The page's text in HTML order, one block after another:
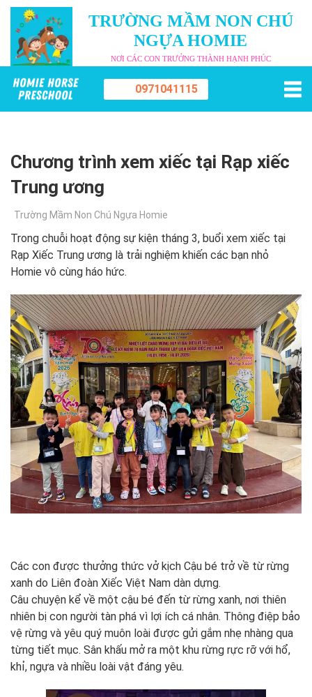
TRƯỜNG MẦM NON CHÚ
NGỰA HOMIE
NƠI CÁC CON TRƯỞNG THÀNH HẠNH PHÚC
0971041115
Chương trình xem xiếc tại Rạp xiếc
Trung ương
Trường Mầm Non Chú Ngựa Homie
Trong chuỗi hoạt động sự kiện tháng 3, buổi xem xiếc tại
Rạp Xiếc Trung ương là trải nghiệm khiến các bạn nhỏ
Homie vô cùng háo hức.
Các con được thưởng thức vở kịch Cậu bé trở về từ rừng
xanh do Liên đoàn Xiếc Việt Nam dàn dựng.
Câu chuyện kể về một cậu bé đến từ rừng xanh, nơi thiên
nhiên bị con người tàn phá vì lợi ích cá nhân. Thông điệp bảo
vệ rừng và yêu quý muôn loài được gửi gắm nhẹ nhàng qua
từng tiết mục. Sân khấu mở ra một khu rừng rực rỡ với hổ,
khỉ, ngựa và nhiều loài vật đáng yêu.